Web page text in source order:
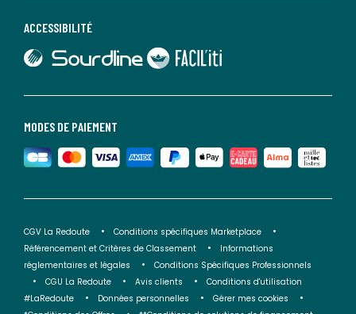
MODES DE PAIEMENT
ACCESSIBILITÉ
lien vers Faciliti
CGV La Redoute
Conditions spécifiques Marketplace
Référencement et Critères de Classement
Informations
réglementaires et légales
Conditions Spécifiques Professionnels
CGU La Redoute
Avis clients
Conditions d'utilisation
#LaRedoute
Données personnelles
Gérer mes cookies